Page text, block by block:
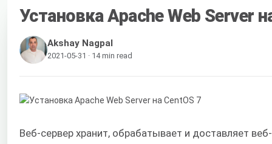
Установка Apache Web Server
Akshay Nagpal
2021-05-31 · 14 min read
Веб-сервер хранит, обрабатывает и доставляет